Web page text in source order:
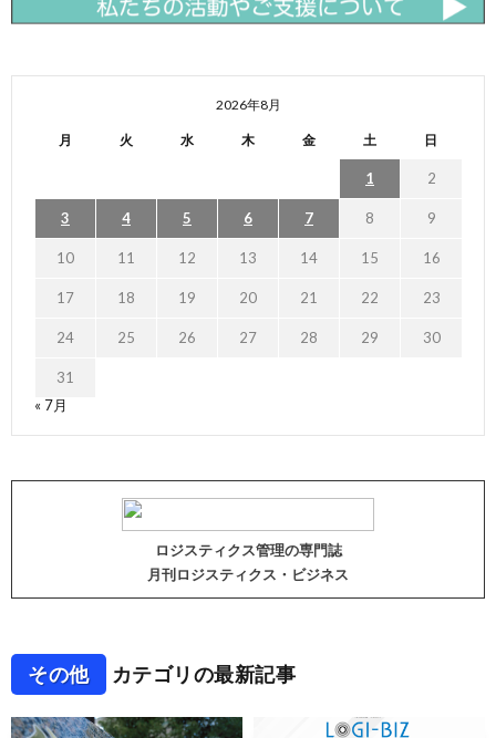
2026年8月
月 火 水 木 金 土 日
1 2
3 4 5 6 7 8 9
10 11 12 13 14 15 16
17 18 19 20 21 22 23
24 25 26 27 28 29 30
31
« 7月
ロジスティクス管理の専門誌
月刊ロジスティクス・ビジネス
その他 カテゴリの最新記事